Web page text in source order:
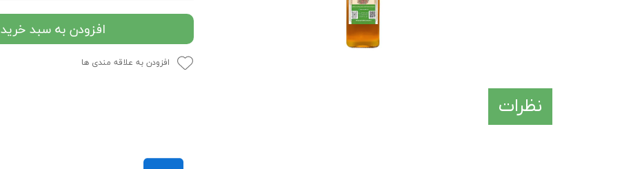
افزودن به سبد خرید
افزودن به علاقه مندی ها
نظرات